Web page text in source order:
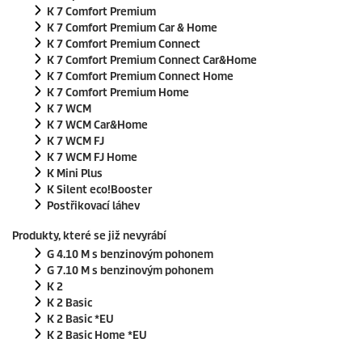
K 7 Comfort Premium
K 7 Comfort Premium Car & Home
K 7 Comfort Premium Connect
K 7 Comfort Premium Connect Car&Home
K 7 Comfort Premium Connect Home
K 7 Comfort Premium Home
K 7 WCM
K 7 WCM Car&Home
K 7 WCM FJ
K 7 WCM FJ Home
K Mini Plus
K Silenteco!Booster
Postřikovací láhev
Produkty, které se již nevyrábí
G 4.10 M s benzinovým pohonem
G 7.10 M s benzinovým pohonem
K 2
K 2 Basic
K 2 Basic *EU
K 2 Basic Home *EU